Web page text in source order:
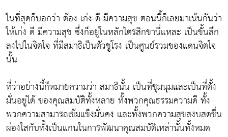
ในที่สุดก็บอกว่า ต้อง เก่ง-ดี-มีความสุข ตอนนี้ก็เลยมาเน้นกันว่า
ให้เก่ง ดี มีความสุข ซึ่งก็อยู่ในหลักไตรสิกขานี่แหละ เป็นขั้นลึก
ลงไปในจิตใจ ที่มีสมาธิเป็นตัวชูโรง เป็นศูนย์รวมของแดนจิตใจ
นั้น
ที่ว่าอย่างนี้ก็หมายความว่า สมาธินั้น เป็นที่ชุมนุมและเป็นที่ตั้ง
มั่นอยู่ได้ ของคุณสมบัติทั้งหลาย ทั้งพวกคุณธรรมความดี ทั้ง
พวกความสามารถเข้มแข็งมั่นคง และทั้งพวกความสุขสงบสดชื่น
ผ่องใสกับทั้งเป็นแกนในการพัฒนาคุณสมบัติเหล่านั้นทั้งหมด